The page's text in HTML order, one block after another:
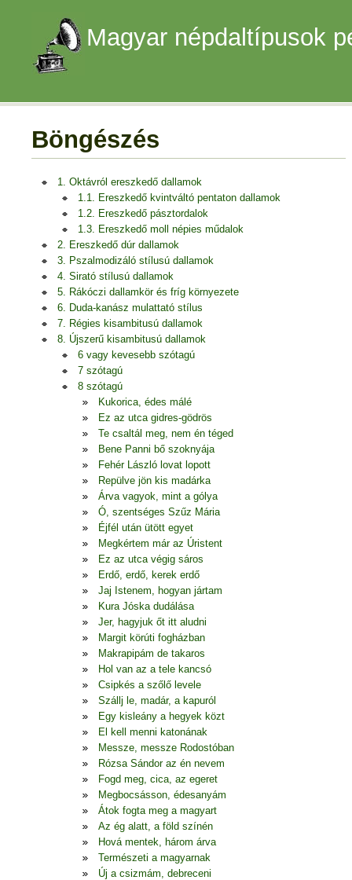
Magyar népdaltípusok
Böngészés
1. Oktávról ereszkedő dallamok
1.1. Ereszkedő kvintváltó pentaton dallamok
1.2. Ereszkedő pásztordalok
1.3. Ereszkedő moll népies műdalok
2. Ereszkedő dúr dallamok
3. Pszalmodizáló stílusú dallamok
4. Sirató stílusú dallamok
5. Rákóczi dallamkör és fríg környezete
6. Duda-kanász mulattató stílus
7. Régies kisambitusú dallamok
8. Újszerű kisambitusú dallamok
6 vagy kevesebb szótagú
7 szótagú
8 szótagú
Kukorica, édes málé
Ez az utca gidres-gödrös
Te csaltál meg, nem én téged
Bene Panni bő szoknyája
Fehér László lovat lopott
Repülve jön kis madárka
Árva vagyok, mint a gólya
Ó, szentséges Szűz Mária
Éjfél után ütött egyet
Megkértem már az Úristent
Ez az utca végig sáros
Erdő, erdő, kerek erdő
Jaj Istenem, hogyan jártam
Kura Jóska dudálása
Jer, hagyjuk őt itt aludni
Margit körúti fogházban
Makrapipám de takaros
Hol van az a tele kancsó
Csipkés a szőlő levele
Szállj le, madár, a kapuról
Egy kisleány a hegyek közt
El kell menni katonának
Messze, messze Rodostóban
Rózsa Sándor az én nevem
Fogd meg, cica, az egeret
Megbocsásson, édesanyám
Átok fogta meg a magyart
Az ég alatt, a föld színén
Hová mentek, három árva
Természeti a magyarnak
Új a csizmám, debreceni